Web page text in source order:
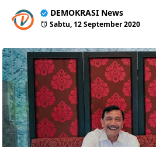
DEMOKRASI News
Sabtu, 12 September 2020